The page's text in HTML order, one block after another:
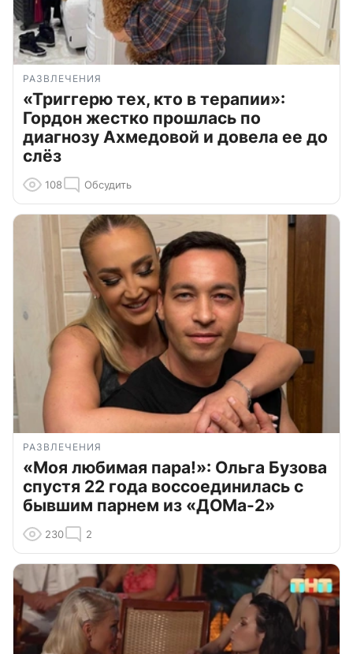
РАЗВЛЕЧЕНИЯ
«Триггерю тех, кто в терапии»:
Гордон жестко прошлась по
диагнозу Ахмедовой и довела ее до
слёз
108 Обсудить
РАЗВЛЕЧЕНИЯ
«Моя любимая пара!»: Ольга Бузова
спустя 22 года воссоединилась с
бывшим парнем из «ДОМа-2»
230 2